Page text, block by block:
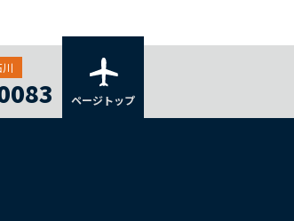
ページトップ